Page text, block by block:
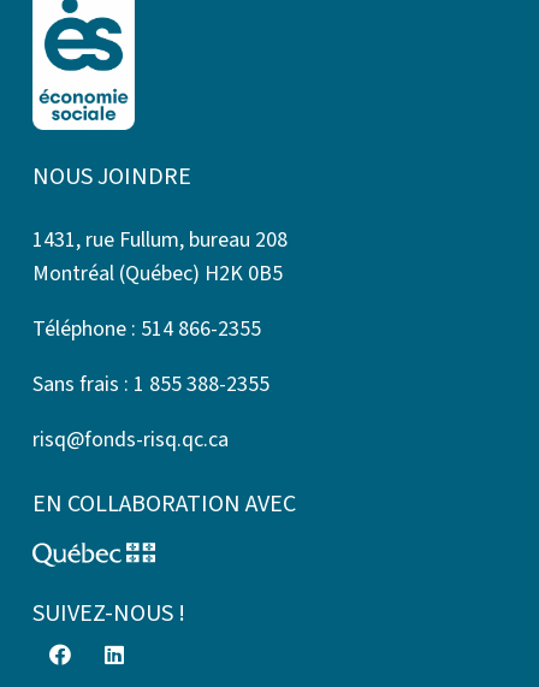
NOUS JOINDRE
1431, rue Fullum, bureau 208
Montréal (Québec) H2K 0B5
Téléphone : 514 866-2355
Sans frais : 1 855 388-2355
risq@fonds-risq.qc.ca
EN COLLABORATION AVEC
SUIVEZ-NOUS !